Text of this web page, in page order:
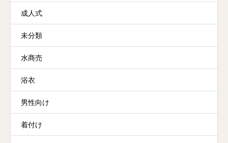
成人式
未分類
水商売
浴衣
男性向け
着付け